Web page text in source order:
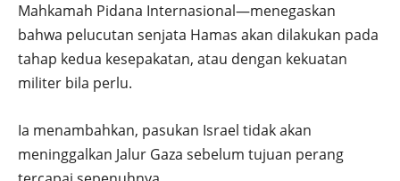
Mahkamah Pidana Internasional—menegaskan
bahwa pelucutan senjata Hamas akan dilakukan pada
tahap kedua kesepakatan, atau dengan kekuatan
militer bila perlu.
Ia menambahkan, pasukan Israel tidak akan
meninggalkan Jalur Gaza sebelum tujuan perang